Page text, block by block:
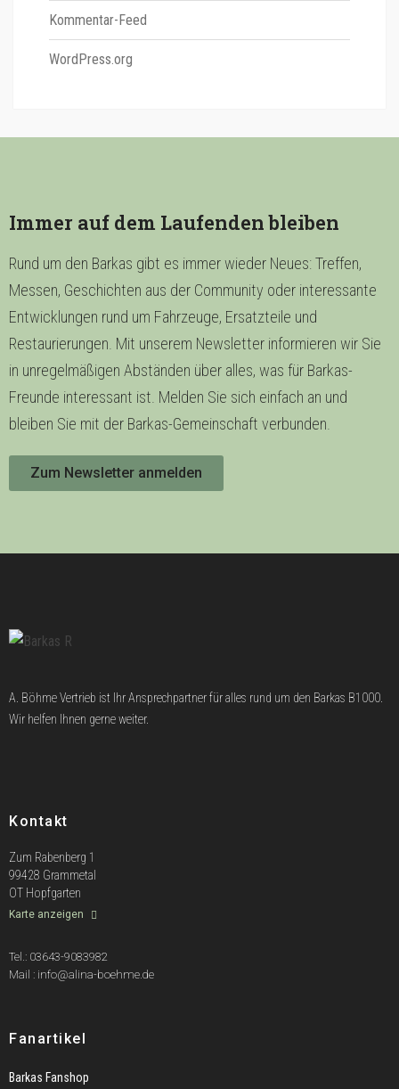
Kommentar-Feed
WordPress.org
Immer auf dem Laufenden bleiben
Rund um den Barkas gibt es immer wieder Neues: Treffen,
Messen, Geschichten aus der Community oder interessante
Entwicklungen rund um Fahrzeuge, Ersatzteile und
Restaurierungen. Mit unserem Newsletter informieren wir Sie
in unregelmäßigen Abständen über alles, was für Barkas-
Freunde interessant ist. Melden Sie sich einfach an und
bleiben Sie mit der Barkas-Gemeinschaft verbunden.
Zum Newsletter anmelden
A. Böhme Vertrieb ist Ihr Ansprechpartner für alles rund um den Barkas B1000.
Wir helfen Ihnen gerne weiter.
Kontakt
Zum Rabenberg 1
99428 Grammetal
OT Hopfgarten
Karte anzeigen
Tel.: 03643-9083982
Mail : info@alina-boehme.de
Fanartikel
Barkas Fanshop